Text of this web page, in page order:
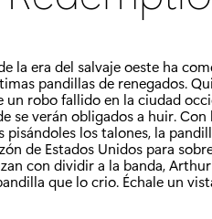
o
í
a
:
la era del salvaje oeste ha
pandillas de renegados.
un robo fallido en la ciudad
se verán obligados a huir. Con
los talones, la
de Estados Unidos para
con dividir a la banda,
que lo crio. Échale un